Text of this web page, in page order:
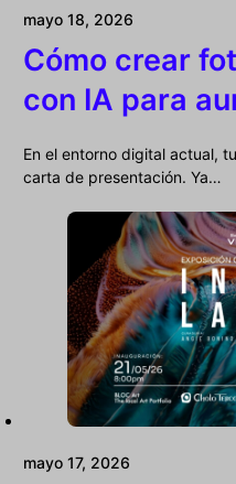
mayo 18, 2026
Cómo crear
con IA para
En el entorno digital actual,
carta de presentación. Ya…
mayo 17, 2026